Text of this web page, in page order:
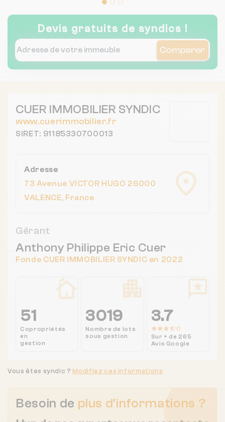
Devis gratuits de syndics !
Comparer
CUER IMMOBILIER SYNDIC
www.cuerimmobilier.fr
SIRET: 91185330700013
Adresse
73 Avenue VICTOR HUGO 26000
VALENCE, France
Gérant
Anthony Philippe Eric Cuer
Fonde CUER IMMOBILIER SYNDIC en 2022
51
Copropriétés
en
gestion
3019
Nombre de lots
sous gestion
3.7
Sur + de 265
Avis Google
Besoin de plus d'informations ?
Vous êtes syndic ? Modifiez ces informations